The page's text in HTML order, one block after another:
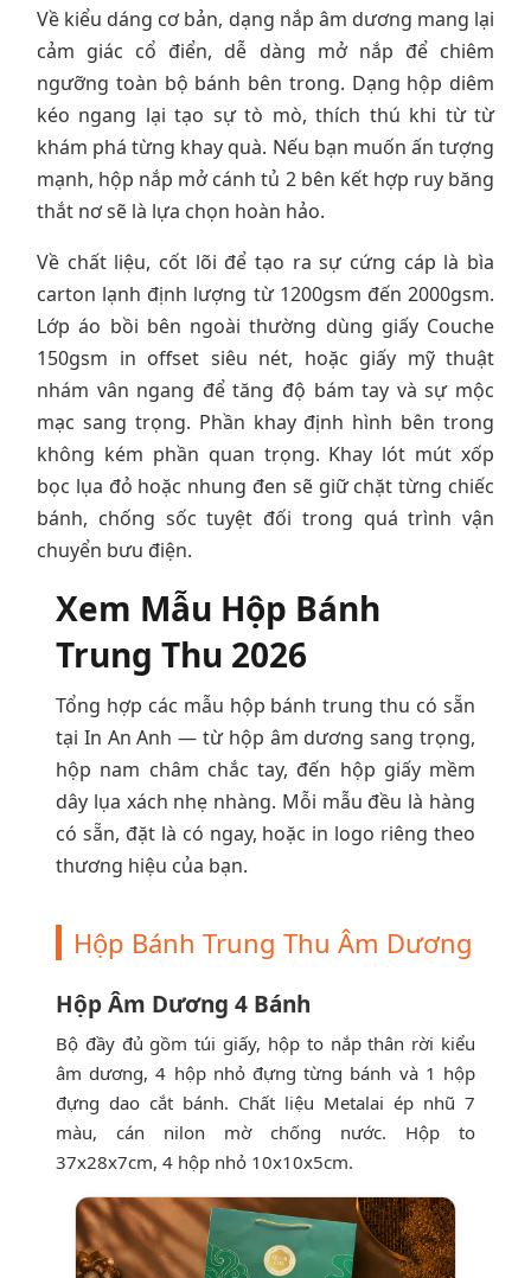
Về kiểu dáng cơ bản, dạng nắp âm dương mang lại
cảm giác cổ điển, dễ dàng mở nắp để chiêm
ngưỡng toàn bộ bánh bên trong. Dạng hộp diêm
kéo ngang lại tạo sự tò mò, thích thú khi từ từ
khám phá từng khay quà. Nếu bạn muốn ấn tượng
mạnh, hộp nắp mở cánh tủ 2 bên kết hợp ruy băng
thắt nơ sẽ là lựa chọn hoàn hảo.
Về chất liệu, cốt lõi để tạo ra sự cứng cáp là bìa
carton lạnh định lượng từ 1200gsm đến 2000gsm.
Lớp áo bồi bên ngoài thường dùng giấy Couche
150gsm in offset siêu nét, hoặc giấy mỹ thuật
nhám vân ngang để tăng độ bám tay và sự mộc
mạc sang trọng. Phần khay định hình bên trong
không kém phần quan trọng. Khay lót mút xốp
bọc lụa đỏ hoặc nhung đen sẽ giữ chặt từng chiếc
bánh, chống sốc tuyệt đối trong quá trình vận
chuyển bưu điện.
Xem Mẫu Hộp Bánh
Trung Thu 2026
Tổng hợp các mẫu hộp bánh trung thu có sẵn
tại In An Anh — từ hộp âm dương sang trọng,
hộp nam châm chắc tay, đến hộp giấy mềm
dây lụa xách nhẹ nhàng. Mỗi mẫu đều là hàng
có sẵn, đặt là có ngay, hoặc in logo riêng theo
thương hiệu của bạn.
Hộp Bánh Trung Thu Âm Dương
Hộp Âm Dương 4 Bánh
Bộ đầy đủ gồm túi giấy, hộp to nắp thân rời kiểu
âm dương, 4 hộp nhỏ đựng từng bánh và 1 hộp
đựng dao cắt bánh. Chất liệu Metalai ép nhũ 7
màu, cán nilon mờ chống nước. Hộp to
37x28x7cm, 4 hộp nhỏ 10x10x5cm.